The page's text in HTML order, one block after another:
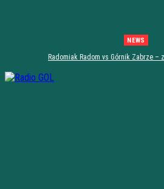
NEWS
Radomiak Radom vs Górnik Zabrze –